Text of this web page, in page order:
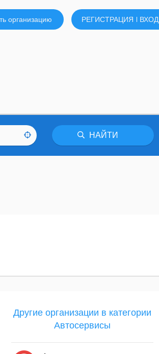
организацию РЕГИСТРАЦИЯ ВХОД
НАЙТИ
Другие организации в категории
Автосервисы